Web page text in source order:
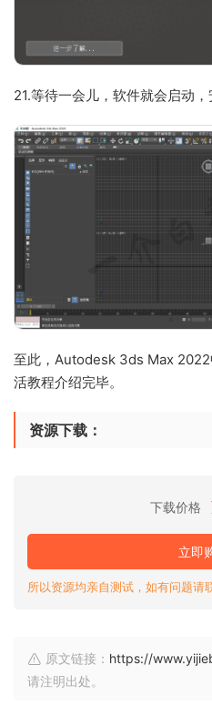
21.等待一会儿，软件就会启动，
至此，Autodesk 3ds Max
活教程介绍完毕。
资源下载：
下载价格
立即
所以资源均亲自测试，如有问题
原文链接： https://
请注明出处。